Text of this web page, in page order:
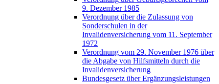
9. Dezember 1985
Verordnung über die Zulassung von
Sonderschulen in der
Invalidenversicherung vom 11. September
1972
Verordnung vom 29. November 1976 über
die Abgabe von Hilfsmitteln durch die
Invalidenversicherung
Bundesgesetz über Ergänzungsleistungen